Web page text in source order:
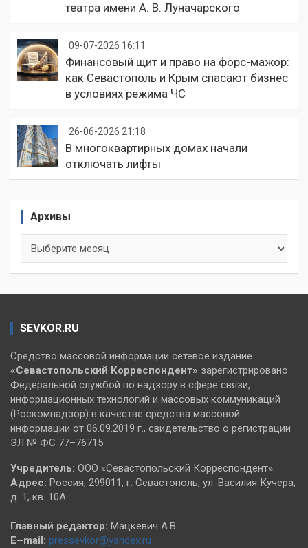
театра имени А. В. Луначарского
09-07-2026 16:11
Финансовый щит и право на форс-мажор:
как Севастополь и Крым спасают бизнес
в условиях режима ЧС
26-06-2026 21:18
В многоквартирных домах начали
отключать лифты
Архивы
SEVKOR.RU
Средство массовой информации сетевое издание
«Севастопольский Корреспондент» зарегистрировано
Федеральной службой по надзору в сфере связи,
информационных технологий и массовых коммуникаций
(Роскомнадзор) в качестве средства массовой
информации от 06.09.2019 г., свидетельство о регистрации
ЭЛ № ФС 77–76715
Учредитель: ООО «Севастопольский Корреспондент».
Адрес: Россия, 299011, г. Севастополь, ул. Василия Кучера,
д. 1, кв. 10А
Главный редактор: Мацкевич А.В.
E–mail: pressevkor@yandex.ru